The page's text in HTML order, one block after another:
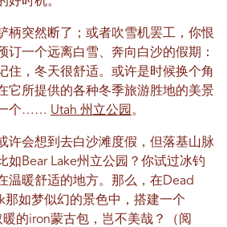
柄突然断了；或者吹雪机罢工，你恨
订一个远离白雪、奔向白沙的假期：
住，冬天很舒适。或许是时候换个角
它所提供的各种冬季旅游胜地的美景
一个…… Utah 州立公园 。
许会想到去白沙滩度假，但落基山脉
如Bear Lake州立公园？你试过冰钓
温暖舒适的地方。那么，在Dead
那如梦似幻的景色中，搭建一个
的iron蒙古包，岂不美哉？（阅